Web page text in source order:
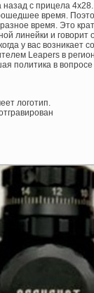
с прицела 4х28.
время.
время. Это
линейки и говорит
у вас возникает
Leapers в
политика в
логотип.